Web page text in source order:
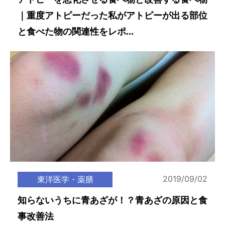
｜重度アトピーだった私がアトピーが出る部位
と食べた物の関連性をレポ...
東洋医学・薬膳 2019/09/02
知らないうちに青あざが！？青あざの原因と食
事改善法